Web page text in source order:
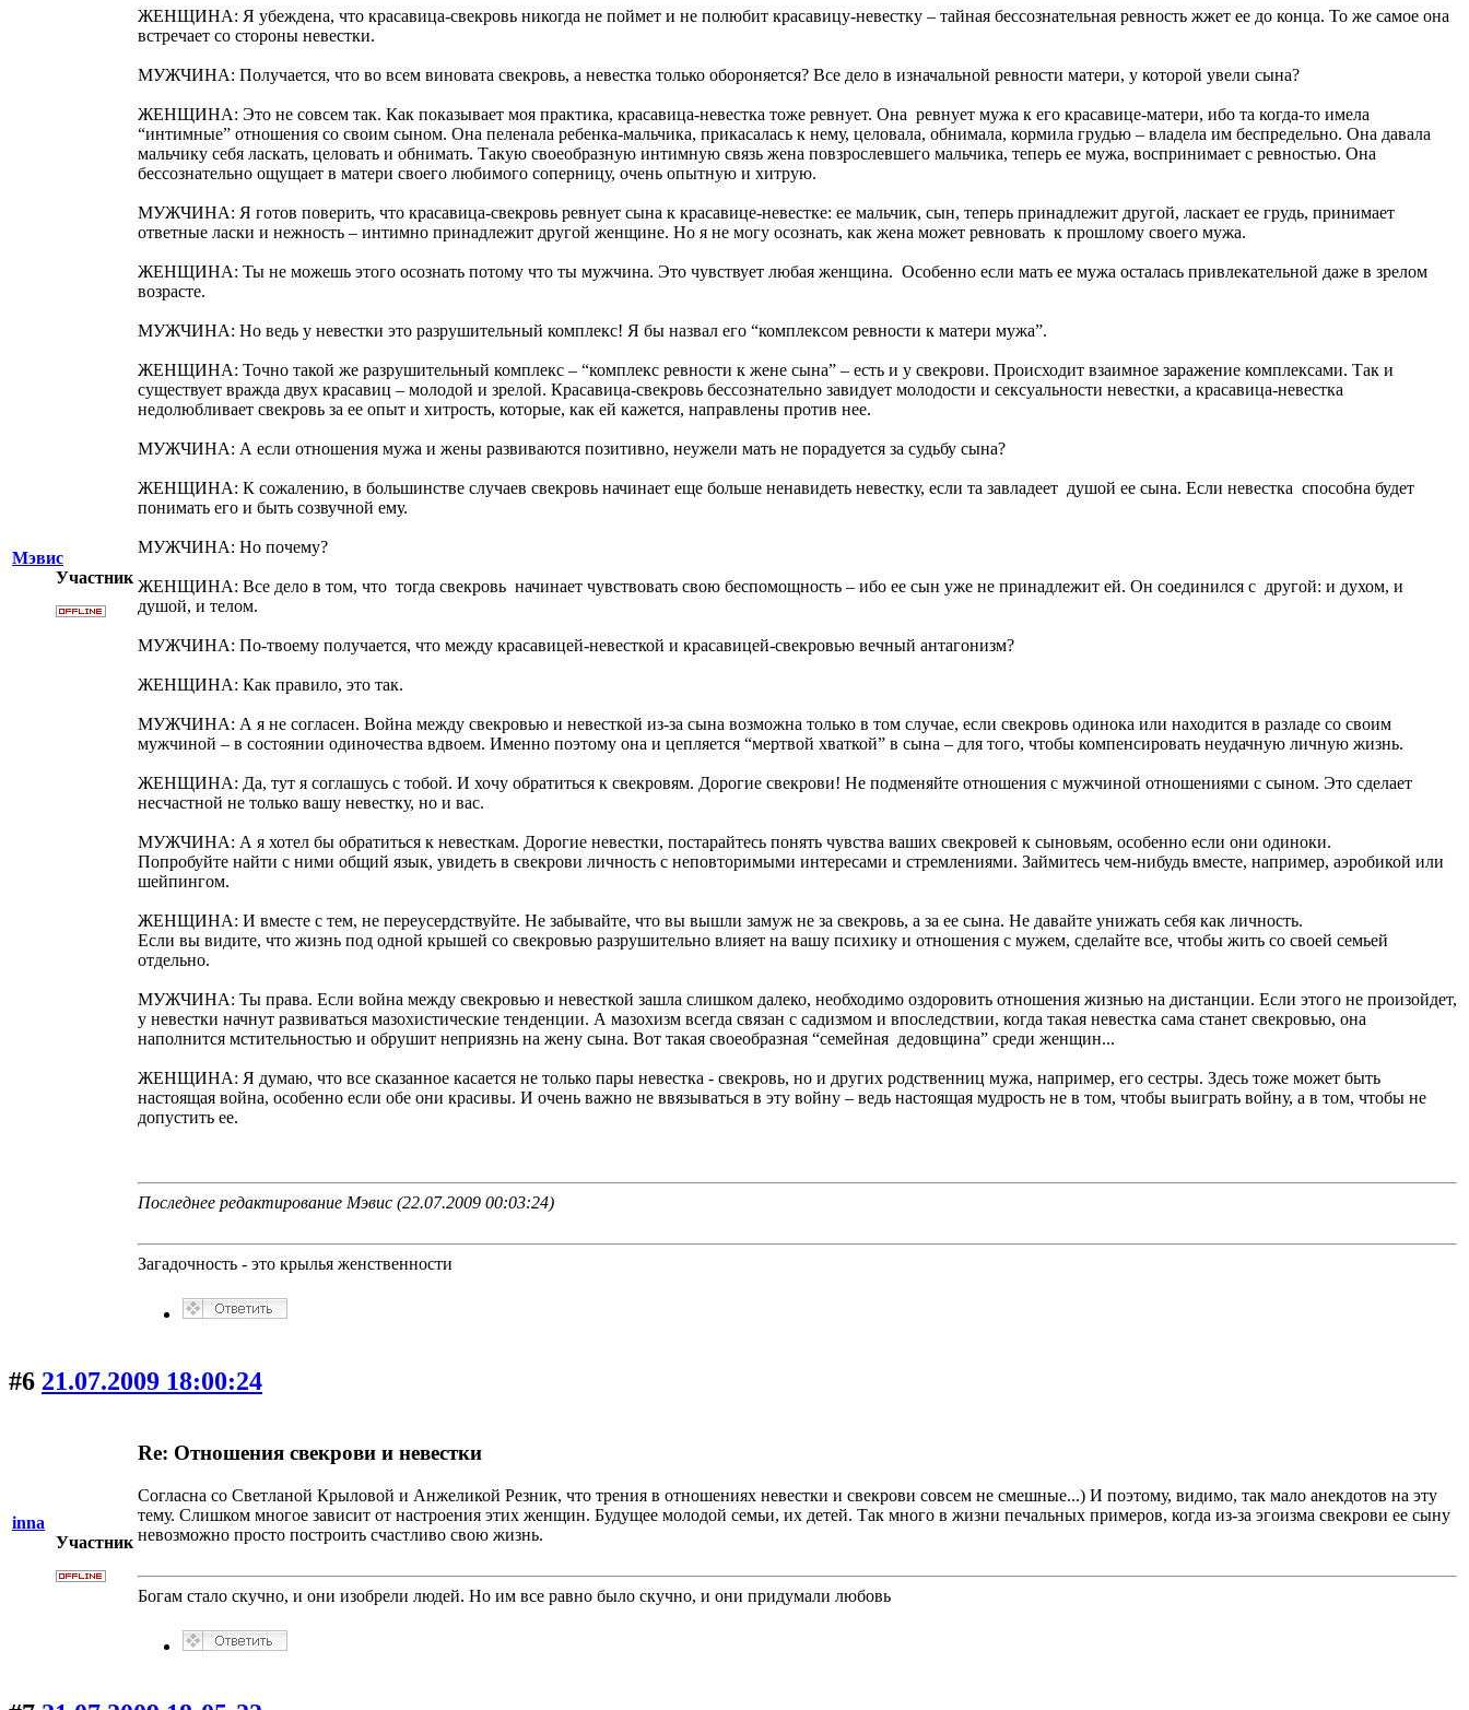
Мэвис
Участник
ЖЕНЩИНА: Я убеждена, что красавица-свекровь никогда не поймет и не полюбит красавицу-невестку – тайная бессознательная ревность жжет ее до конца. То же самое она
встречает со стороны невестки.
МУЖЧИНА: Получается, что во всем виновата свекровь, а невестка только обороняется? Все дело в изначальной ревности матери, у которой увели сына?
ЖЕНЩИНА: Это не совсем так. Как показывает моя практика, красавица-невестка тоже ревнует. Она ревнует мужа к его красавице-матери, ибо та когда-то имела
“интимные” отношения со своим сыном. Она пеленала ребенка-мальчика, прикасалась к нему, целовала, обнимала, кормила грудью – владела им беспредельно. Она давала
мальчику себя ласкать, целовать и обнимать. Такую своеобразную интимную связь жена повзрослевшего мальчика, теперь ее мужа, воспринимает с ревностью. Она
бессознательно ощущает в матери своего любимого соперницу, очень опытную и хитрую.
МУЖЧИНА: Я готов поверить, что красавица-свекровь ревнует сына к красавице-невестке: ее мальчик, сын, теперь принадлежит другой, ласкает ее грудь, принимает
ответные ласки и нежность – интимно принадлежит другой женщине. Но я не могу осознать, как жена может ревновать к прошлому своего мужа.
ЖЕНЩИНА: Ты не можешь этого осознать потому что ты мужчина. Это чувствует любая женщина. Особенно если мать ее мужа осталась привлекательной даже в зрелом
возрасте.
МУЖЧИНА: Но ведь у невестки это разрушительный комплекс! Я бы назвал его “комплексом ревности к матери мужа”.
ЖЕНЩИНА: Точно такой же разрушительный комплекс – “комплекс ревности к жене сына” – есть и у свекрови. Происходит взаимное заражение комплексами. Так и
существует вражда двух красавиц – молодой и зрелой. Красавица-свекровь бессознательно завидует молодости и сексуальности невестки, а красавица-невестка
недолюбливает свекровь за ее опыт и хитрость, которые, как ей кажется, направлены против нее.
МУЖЧИНА: А если отношения мужа и жены развиваются позитивно, неужели мать не порадуется за судьбу сына?
ЖЕНЩИНА: К сожалению, в большинстве случаев свекровь начинает еще больше ненавидеть невестку, если та завладеет душой ее сына. Если невестка способна будет
понимать его и быть созвучной ему.
МУЖЧИНА: Но почему?
ЖЕНЩИНА: Все дело в том, что тогда свекровь начинает чувствовать свою беспомощность – ибо ее сын уже не принадлежит ей. Он соединился с другой: и духом, и
душой, и телом.
МУЖЧИНА: По-твоему получается, что между красавицей-невесткой и красавицей-свекровью вечный антагонизм?
ЖЕНЩИНА: Как правило, это так.
МУЖЧИНА: А я не согласен. Война между свекровью и невесткой из-за сына возможна только в том случае, если свекровь одинока или находится в разладе со своим
мужчиной – в состоянии одиночества вдвоем. Именно поэтому она и цепляется “мертвой хваткой” в сына – для того, чтобы компенсировать неудачную личную жизнь.
ЖЕНЩИНА: Да, тут я соглашусь с тобой. И хочу обратиться к свекровям. Дорогие свекрови! Не подменяйте отношения с мужчиной отношениями с сыном. Это сделает
несчастной не только вашу невестку, но и вас.
МУЖЧИНА: А я хотел бы обратиться к невесткам. Дорогие невестки, постарайтесь понять чувства ваших свекровей к сыновьям, особенно если они одиноки.
Попробуйте найти с ними общий язык, увидеть в свекрови личность с неповторимыми интересами и стремлениями. Займитесь чем-нибудь вместе, например, аэробикой или
шейпингом.
ЖЕНЩИНА: И вместе с тем, не переусердствуйте. Не забывайте, что вы вышли замуж не за свекровь, а за ее сына. Не давайте унижать себя как личность.
Если вы видите, что жизнь под одной крышей со свекровью разрушительно влияет на вашу психику и отношения с мужем, сделайте все, чтобы жить со своей семьей
отдельно.
МУЖЧИНА: Ты права. Если война между свекровью и невесткой зашла слишком далеко, необходимо оздоровить отношения жизнью на дистанции. Если этого не произойдет,
у невестки начнут развиваться мазохистические тенденции. А мазохизм всегда связан с садизмом и впоследствии, когда такая невестка сама станет свекровью, она
наполнится мстительностью и обрушит неприязнь на жену сына. Вот такая своеобразная “семейная дедовщина” среди женщин...
ЖЕНЩИНА: Я думаю, что все сказанное касается не только пары невестка - свекровь, но и других родственниц мужа, например, его сестры. Здесь тоже может быть
настоящая война, особенно если обе они красивы. И очень важно не ввязываться в эту войну – ведь настоящая мудрость не в том, чтобы выиграть войну, а в том, чтобы не
допустить ее.
Последнее редактирование Мэвис (22.07.2009 00:03:24)
Загадочность - это крылья женственности
#6 21.07.2009 18:00:24
inna
Участник
Re: Отношения свекрови и невестки
Согласна со Светланой Крыловой и Анжеликой Резник, что трения в отношениях невестки и свекрови совсем не смешные...) И поэтому, видимо, так мало анекдотов на эту
тему. Слишком многое зависит от настроения этих женщин. Будущее молодой семьи, их детей. Так много в жизни печальных примеров, когда из-за эгоизма свекрови ее сыну
невозможно просто построить счастливо свою жизнь.
Богам стало скучно, и они изобрели людей. Но им все равно было скучно, и они придумали любовь